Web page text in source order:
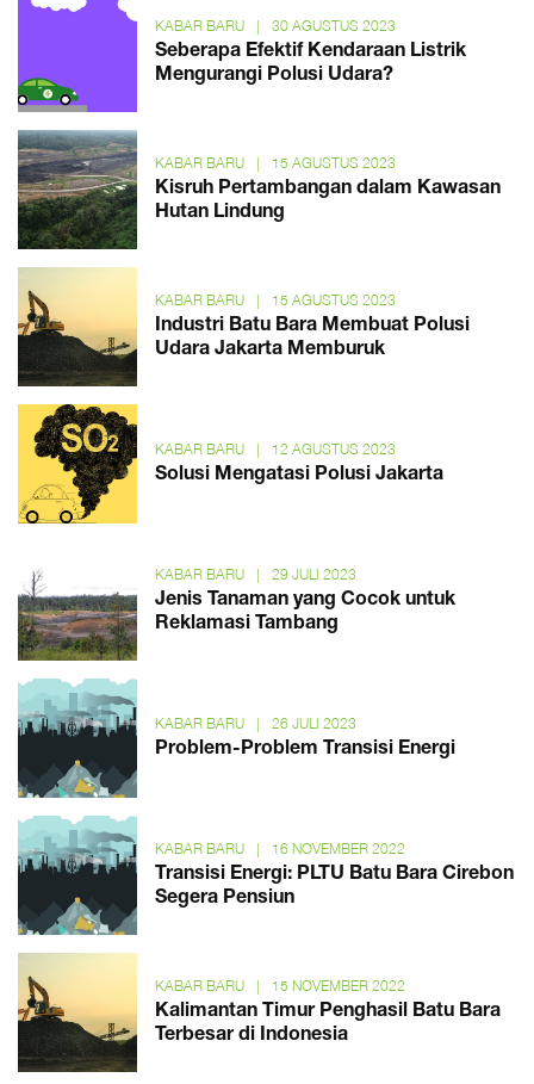
KABAR BARU | 30 AGUSTUS 2023
Seberapa Efektif Kendaraan Listrik
Mengurangi Polusi Udara?
KABAR BARU | 15 AGUSTUS 2023
Kisruh Pertambangan dalam Kawasan
Hutan Lindung
KABAR BARU | 15 AGUSTUS 2023
Industri Batu Bara Membuat Polusi
Udara Jakarta Memburuk
KABAR BARU | 12 AGUSTUS 2023
Solusi Mengatasi Polusi Jakarta
KABAR BARU | 29 JULI 2023
Jenis Tanaman yang Cocok untuk
Reklamasi Tambang
KABAR BARU | 26 JULI 2023
Problem-Problem Transisi Energi
KABAR BARU | 16 NOVEMBER 2022
Transisi Energi: PLTU Batu Bara Cirebon
Segera Pensiun
KABAR BARU | 15 NOVEMBER 2022
Kalimantan Timur Penghasil Batu Bara
Terbesar di Indonesia